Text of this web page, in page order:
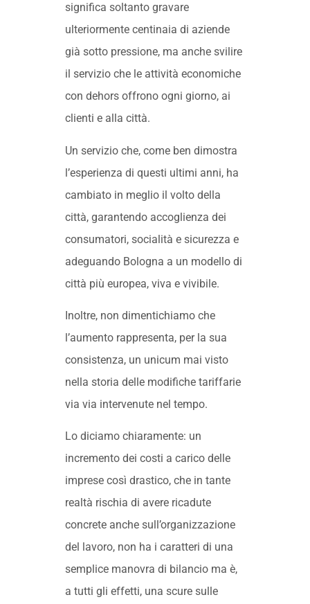
significa soltanto gravare
ulteriormente centinaia di aziende
già sotto pressione, ma anche svilire
il servizio che le attività economiche
con dehors offrono ogni giorno, ai
clienti e alla città.
Un servizio che, come ben dimostra
l’esperienza di questi ultimi anni, ha
cambiato in meglio il volto della
città, garantendo accoglienza dei
consumatori, socialità e sicurezza e
adeguando Bologna a un modello di
città più europea, viva e vivibile.
Inoltre, non dimentichiamo che
l’aumento rappresenta, per la sua
consistenza, un unicum mai visto
nella storia delle modifiche tariffarie
via via intervenute nel tempo.
Lo diciamo chiaramente: un
incremento dei costi a carico delle
imprese così drastico, che in tante
realtà rischia di avere ricadute
concrete anche sull’organizzazione
del lavoro, non ha i caratteri di una
semplice manovra di bilancio ma è,
a tutti gli effetti, una scure sulle